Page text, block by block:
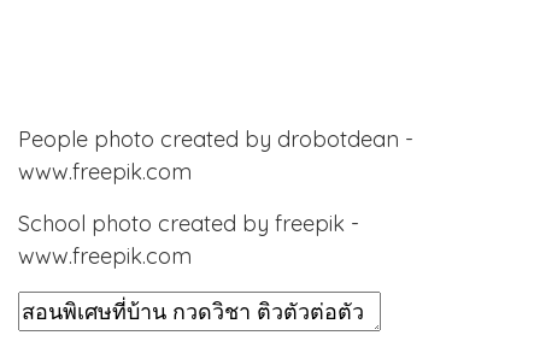
People photo created by drobotdean -
www.freepik.com
School photo created by freepik -
www.freepik.com